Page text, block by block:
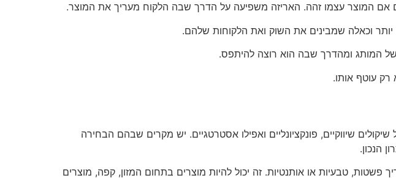
אם המוצר עצמו זהה. האריזה משפיעה על הדרך שבה הלקוח מעריך את המוצר.
וכאלה שמבינים את השוק ואת הלקוחות שלהם.
של המותג ומהדרך שבה הוא רוצה להיתפס.
עוטף אותו.
שיווקיים, פונקציונליים ואפילו אסטרטגיים. יש מקרים שבהם הבחירה
הנכון.
טבעיות או אותנטיות. זה יכול להיות מוצרים בתחום המזון, קפה, מוצרים